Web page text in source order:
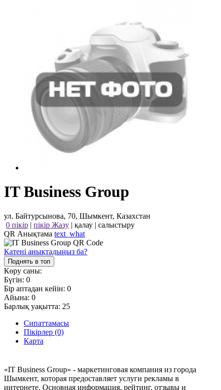
IT Business Group
ул. Байтурсынова, 70, Шымкент, Казахстан
0 пікір | пікір Жазу | қалау | салыстыру
QR Анықтама text_what
Қатені анықтадыңыз ба?
Поднять в топ
Көру саны:
Бүгін: 0
Бір аптадан кейін: 0
Айына: 0
Барлық уақытта: 25
Сипаттамасы
Пікірлер (0)
Карта
«IT Business Group» - маркетинговая компания из города
Шымкент, которая предоставляет услуги рекламы в
интернете. Основная информация, рейтинг, отзывы и